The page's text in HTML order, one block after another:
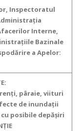
Inspectoratul
Interne,
Bazinale
a Apelor:
pâraie, viituri
de inundaţii
posibile depăşiri